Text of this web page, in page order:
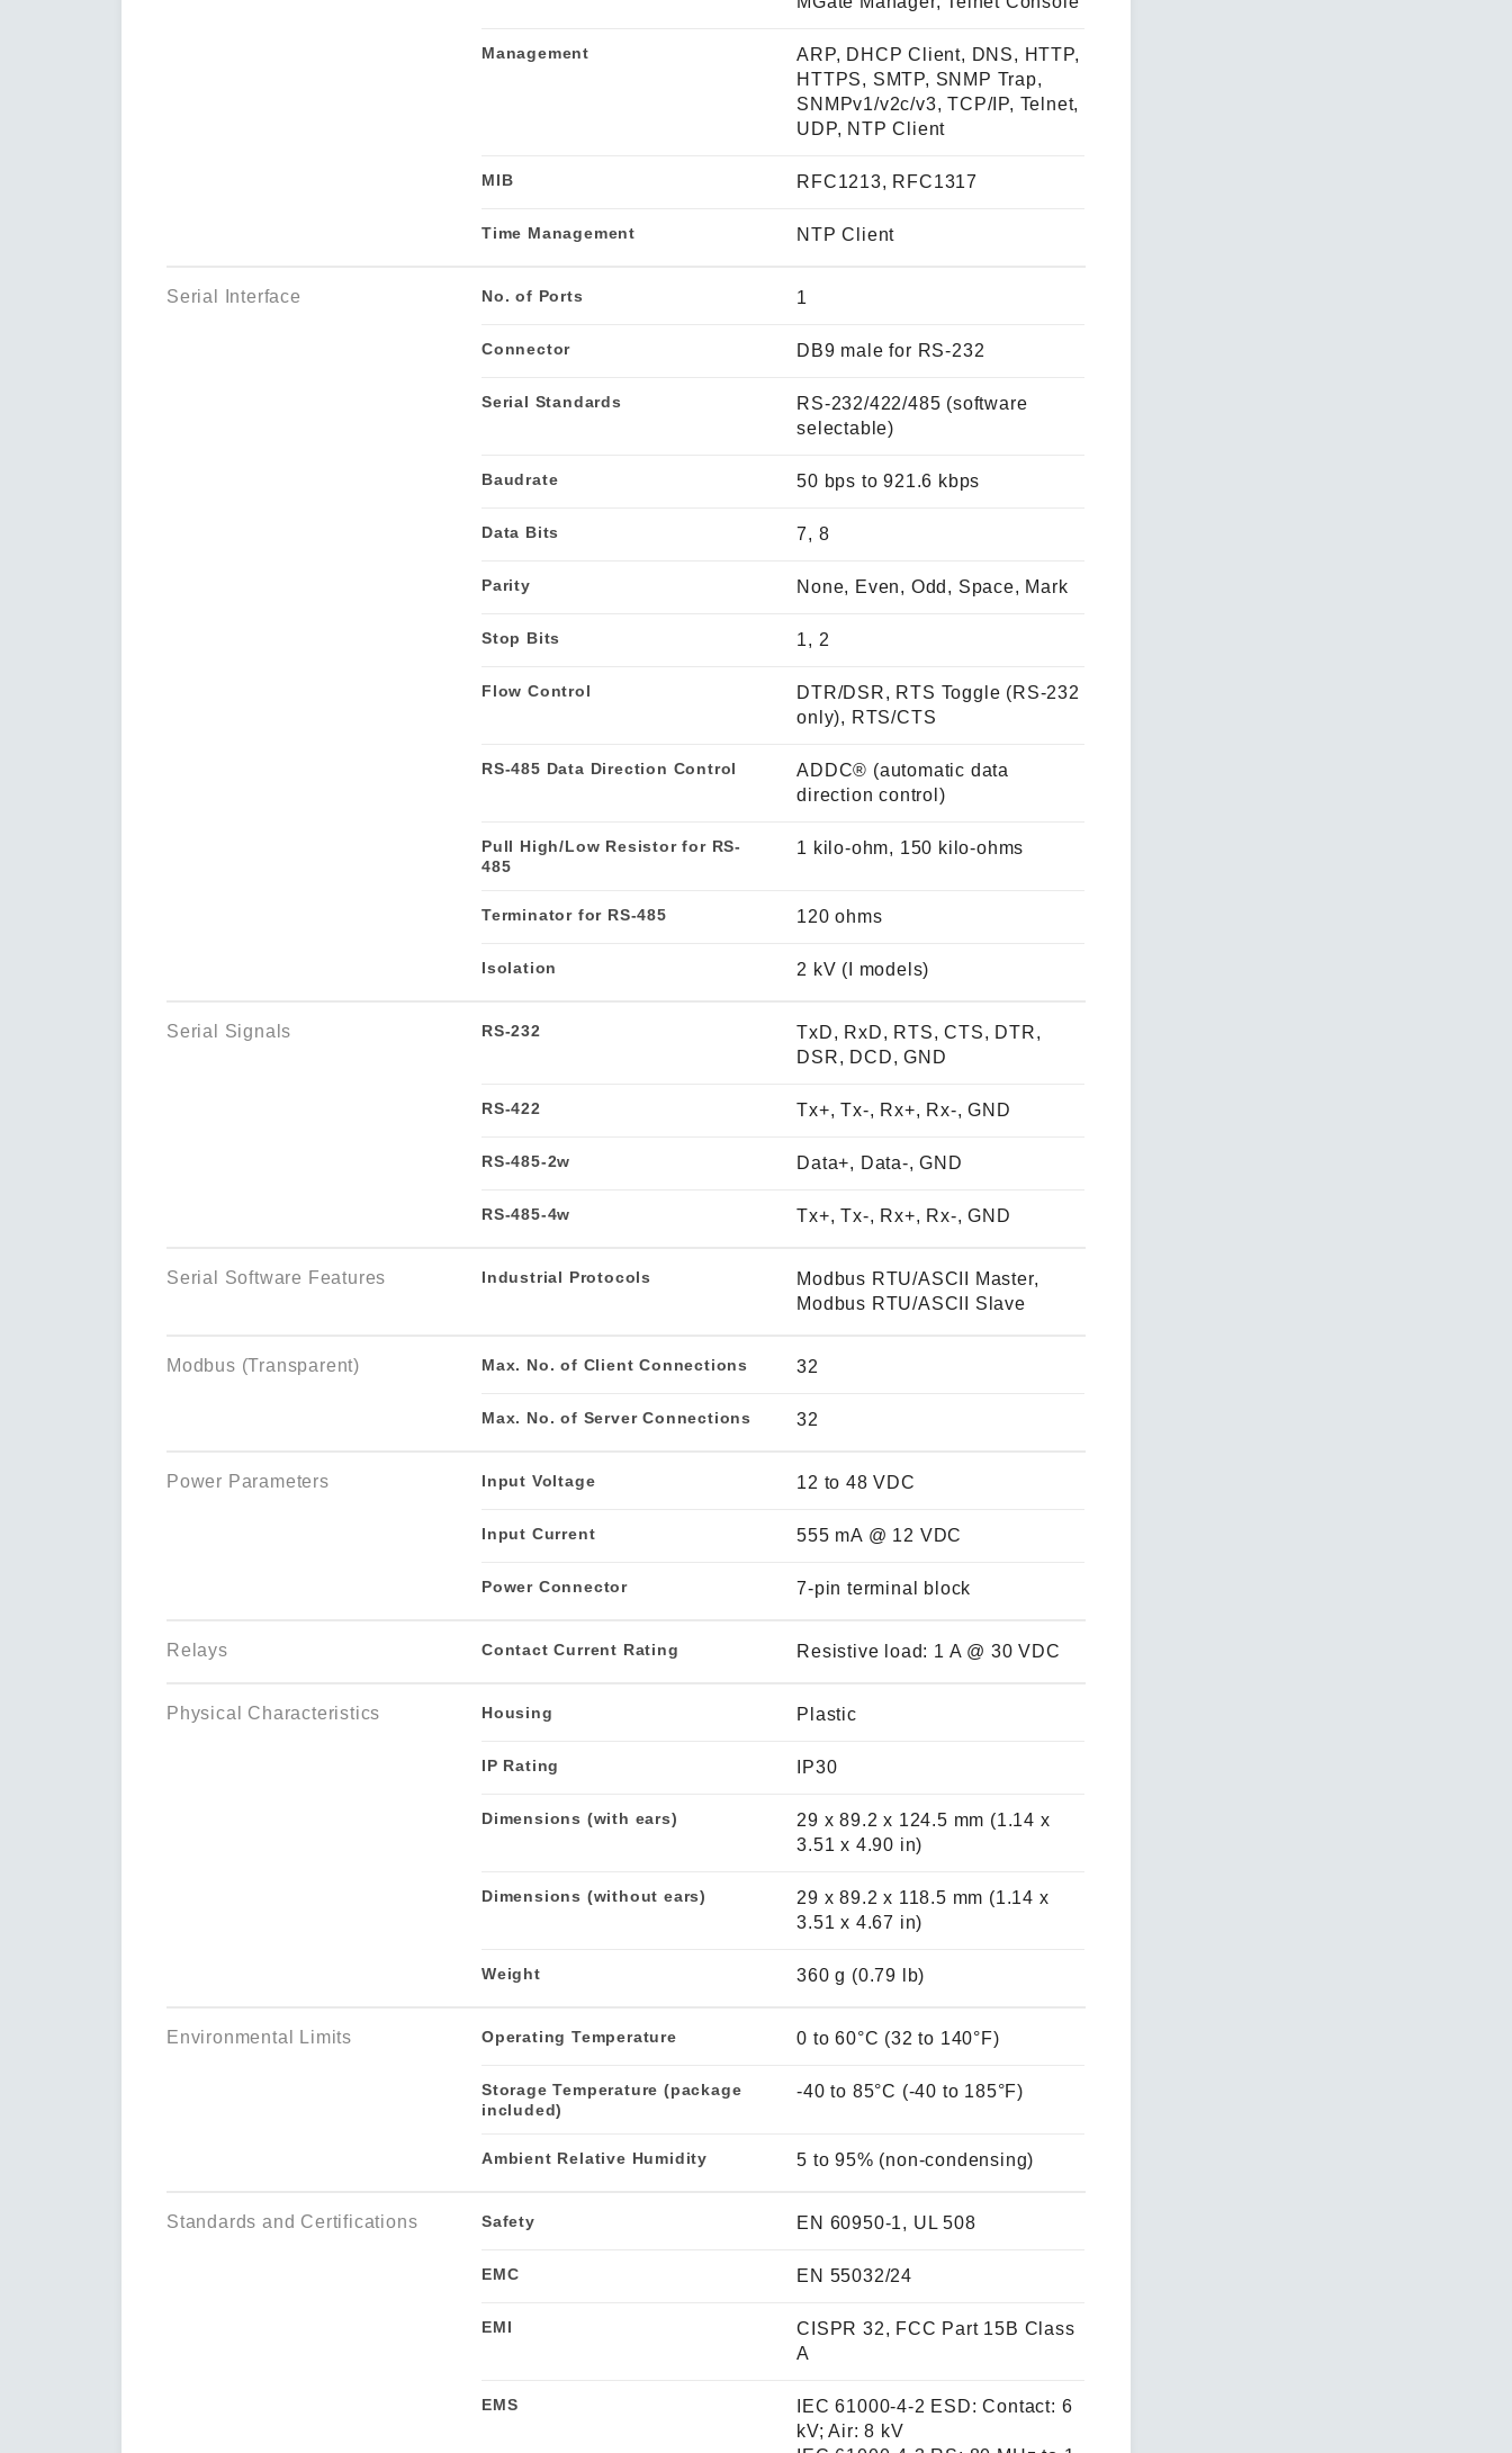
Management
ARP, DHCP Client, DNS, HTTP,
HTTPS, SMTP, SNMP Trap,
SNMPv1/v2c/v3, TCP/IP, Telnet,
UDP, NTP Client
MIB RFC1213, RFC1317
Time Management NTP Client
Serial Interface No. of Ports 1
Connector DB9 male for RS-232
Serial Standards
RS-232/422/485 (software
selectable)
Baudrate 50 bps to 921.6 kbps
Data Bits 7, 8
Parity None, Even, Odd, Space, Mark
Stop Bits 1, 2
Flow Control
DTR/DSR, RTS Toggle (RS-232
only), RTS/CTS
RS-485 Data Direction Control
ADDC® (automatic data
direction control)
Pull High/Low Resistor for RS-
485
1 kilo-ohm, 150 kilo-ohms
Terminator for RS-485 120 ohms
Isolation 2 kV (I models)
Serial Signals RS-232
TxD, RxD, RTS, CTS, DTR,
DSR, DCD, GND
RS-422 Tx+, Tx-, Rx+, Rx-, GND
RS-485-2w Data+, Data-, GND
RS-485-4w Tx+, Tx-, Rx+, Rx-, GND
Serial Software Features Industrial Protocols
Modbus RTU/ASCII Master,
Modbus RTU/ASCII Slave
Modbus (Transparent) Max. No. of Client Connections 32
Max. No. of Server Connections 32
Power Parameters Input Voltage 12 to 48 VDC
Input Current 555 mA @ 12 VDC
Power Connector 7-pin terminal block
Relays Contact Current Rating Resistive load: 1 A @ 30 VDC
Physical Characteristics Housing Plastic
IP Rating IP30
Dimensions (with ears)
29 x 89.2 x 124.5 mm (1.14 x
3.51 x 4.90 in)
Dimensions (without ears)
29 x 89.2 x 118.5 mm (1.14 x
3.51 x 4.67 in)
Weight 360 g (0.79 lb)
Environmental Limits Operating Temperature 0 to 60°C (32 to 140°F)
Storage Temperature (package
included)
-40 to 85°C (-40 to 185°F)
Ambient Relative Humidity 5 to 95% (non-condensing)
Standards and Certifications Safety EN 60950-1, UL 508
EMC EN 55032/24
EMI
CISPR 32, FCC Part 15B Class
A
EMS
IEC 61000-4-2 ESD: Contact: 6
kV; Air: 8 kV